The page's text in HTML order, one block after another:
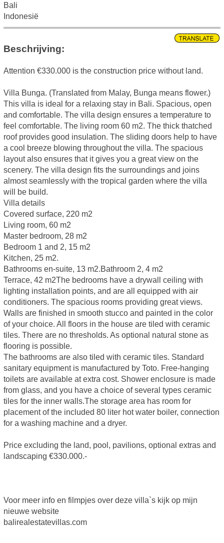
Bali
Indonesië
Beschrijving:
Attention €330.000 is the construction price without land.
Villa Bunga. (Translated from Malay, Bunga means flower.)
This villa is ideal for a relaxing stay in Bali. Spacious, open
and comfortable. The villa design ensures a temperature to
feel comfortable. The living room 60 m2. The thick thatched
roof provides good insulation. The sliding doors help to have
a cool breeze blowing throughout the villa. The spacious
layout also ensures that it gives you a great view on the
scenery. The villa design fits the surroundings and joins
almost seamlessly with the tropical garden where the villa
will be build.
Villa details
Covered surface, 220 m2
Living room, 60 m2
Master bedroom, 28 m2
Bedroom 1 and 2, 15 m2
Kitchen, 25 m2.
Bathrooms en-suite, 13 m2.Bathroom 2, 4 m2
Terrace, 42 m2The bedrooms have a drywall ceiling with
lighting installation points, and are all equipped with air
conditioners. The spacious rooms providing great views.
Walls are finished in smooth stucco and painted in the color
of your choice. All floors in the house are tiled with ceramic
tiles. There are no thresholds. As optional natural stone as
flooring is possible.
The bathrooms are also tiled with ceramic tiles. Standard
sanitary equipment is manufactured by Toto. Free-hanging
toilets are available at extra cost. Shower enclosure is made
from glass, and you have a choice of several types ceramic
tiles for the inner walls.The storage area has room for
placement of the included 80 liter hot water boiler, connection
for a washing machine and a dryer.
Price excluding the land, pool, pavilions, optional extras and
landscaping €330.000.-
Voor meer info en filmpjes over deze villa`s kijk op mijn
nieuwe website
balirealestatevillas.com